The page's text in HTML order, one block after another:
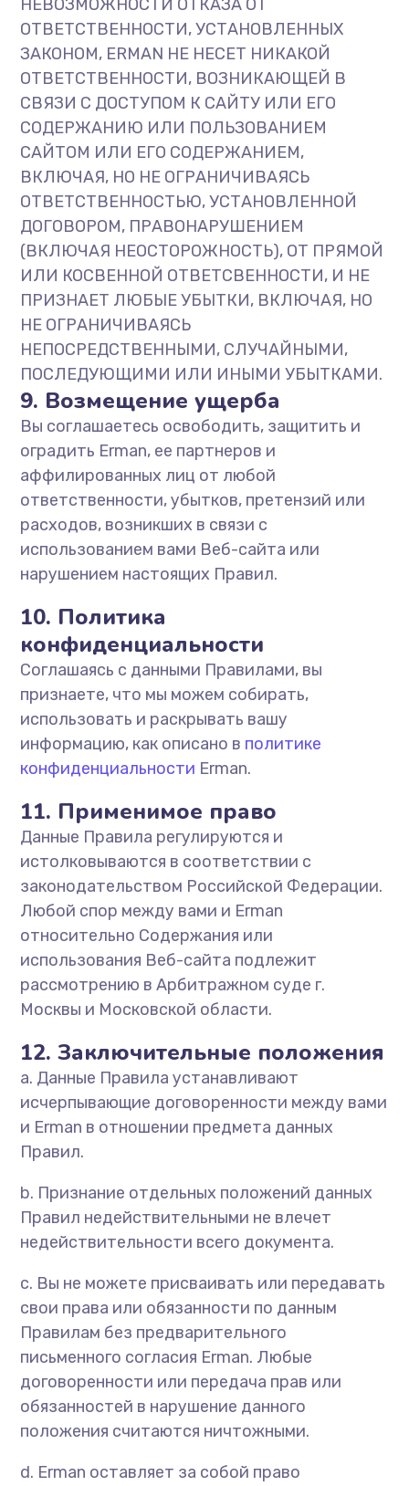
НЕВОЗМОЖНОСТИ ОТКАЗА ОТ
ОТВЕТСТВЕННОСТИ, УСТАНОВЛЕННЫХ
ЗАКОНОМ, ERMAN НЕ НЕСЕТ НИКАКОЙ
ОТВЕТСТВЕННОСТИ, ВОЗНИКАЮЩЕЙ В
СВЯЗИ С ДОСТУПОМ К САЙТУ ИЛИ ЕГО
СОДЕРЖАНИЮ ИЛИ ПОЛЬЗОВАНИЕМ
САЙТОМ ИЛИ ЕГО СОДЕРЖАНИЕМ,
ВКЛЮЧАЯ, НО НЕ ОГРАНИЧИВАЯСЬ
ОТВЕТСТВЕННОСТЬЮ, УСТАНОВЛЕННОЙ
ДОГОВОРОМ, ПРАВОНАРУШЕНИЕМ
(ВКЛЮЧАЯ НЕОСТОРОЖНОСТЬ), ОТ ПРЯМОЙ
ИЛИ КОСВЕННОЙ ОТВЕТСВЕННОСТИ, И НЕ
ПРИЗНАЕТ ЛЮБЫЕ УБЫТКИ, ВКЛЮЧАЯ, НО
НЕ ОГРАНИЧИВАЯСЬ
НЕПОСРЕДСТВЕННЫМИ, СЛУЧАЙНЫМИ,
ПОСЛЕДУЮЩИМИ ИЛИ ИНЫМИ УБЫТКАМИ.
9. Возмещение ущерба
Вы соглашаетесь освободить, защитить и
оградить Erman, ее партнеров и
аффилированных лиц от любой
ответственности, убытков, претензий или
расходов, возникших в связи с
использованием вами Веб-сайта или
нарушением настоящих Правил.
10. Политика
конфиденциальности
Соглашаясь с данными Правилами, вы
признаете, что мы можем собирать,
использовать и раскрывать вашу
информацию, как описано в политике
конфиденциальности Erman.
11. Применимое право
Данные Правила регулируются и
истолковываются в соответствии с
законодательством Российской Федерации.
Любой спор между вами и Erman
относительно Содержания или
использования Веб-сайта подлежит
рассмотрению в Арбитражном суде г.
Москвы и Московской области.
12. Заключительные положения
a. Данные Правила устанавливают
исчерпывающие договоренности между вами
и Erman в отношении предмета данных
Правил.
b. Признание отдельных положений данных
Правил недействительными не влечет
недействительности всего документа.
c. Вы не можете присваивать или передавать
свои права или обязанности по данным
Правилам без предварительного
письменного согласия Erman. Любые
договоренности или передача прав или
обязанностей в нарушение данного
положения считаются ничтожными.
d. Erman оставляет за собой право